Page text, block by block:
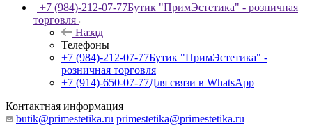
+7 (984)-212-07-77Бутик "ПримЭстетика" - розничная
торговля
Назад
Телефоны
+7 (984)-212-07-77Бутик "ПримЭстетика" -
розничная торговля
+7 (914)-650-07-77Для связи в WhatsApp
Контактная информация
butik@primestetika.ru primestetika@primestetika.ru